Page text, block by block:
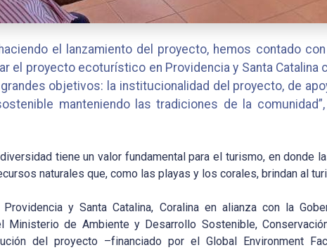
el lanzamiento del proyecto, hemos contado
el proyecto ecoturístico en Providencia y Santa Catalina
objetivos: la institucionalidad del proyecto, de
manteniendo las tradiciones de la
tiene un valor fundamental para el turismo, en donde
naturales que, como las playas y los corales, brindan al
y Santa Catalina, Coralina en alianza con la
Ministerio de Ambiente y Desarrollo Sostenible,
del proyecto –financiado por el Global Environment